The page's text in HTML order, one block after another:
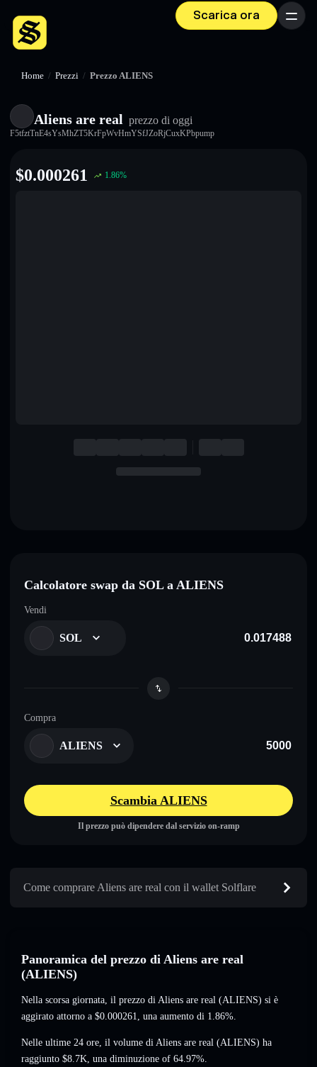
Scarica ora Menu
Home / Prezzi / Prezzo ALIENS
Aliens are real prezzo di oggi
F5tfztTnE4sYsMhZT5KrFpWvHmYSfJZoRjCuxKPbpump
$0.000261 1.86%
Calcolatore swap da SOL a ALIENS
Vendi
SOL
Compra
ALIENS
Scambia ALIENS
Il prezzo può dipendere dal servizio on-ramp
Come comprare Aliens are real con il wallet Solflare
Panoramica del prezzo di Aliens are real
(ALIENS)
Nella scorsa giornata, il prezzo di Aliens are real (ALIENS) si è
aggirato attorno a $0.000261, una aumento di 1.86%.
Nelle ultime 24 ore, il volume di Aliens are real (ALIENS) ha
raggiunto $8.7K, una diminuzione of 64.97%.